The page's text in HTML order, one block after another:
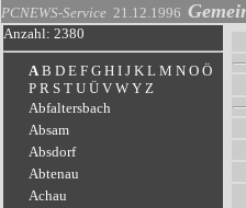
PCNEWS-Service 21.12.1996
Anzahl: 2380
A B D E F G H I J K L M N O Ö
P R S T U Ü V W Y Z
Abfaltersbach
Absam
Absdorf
Abtenau
Achau